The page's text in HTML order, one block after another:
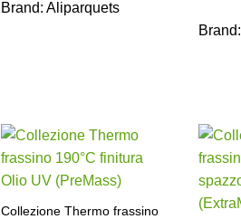
Brand: Aliparquets
Brand:
Collezione Thermo frassino